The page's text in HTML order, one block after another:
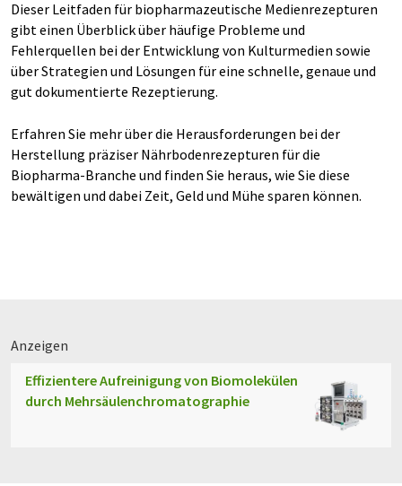
Dieser Leitfaden für biopharmazeutische Medienrezepturen
gibt einen Überblick über häufige Probleme und
Fehlerquellen bei der Entwicklung von Kulturmedien sowie
über Strategien und Lösungen für eine schnelle, genaue und
gut dokumentierte Rezeptierung.
Erfahren Sie mehr über die Herausforderungen bei der
Herstellung präziser Nährbodenrezepturen für die
Biopharma-Branche und finden Sie heraus, wie Sie diese
bewältigen und dabei Zeit, Geld und Mühe sparen können.
Anzeigen
Effizientere Aufreinigung von Biomolekülen
durch Mehrsäulenchromatographie